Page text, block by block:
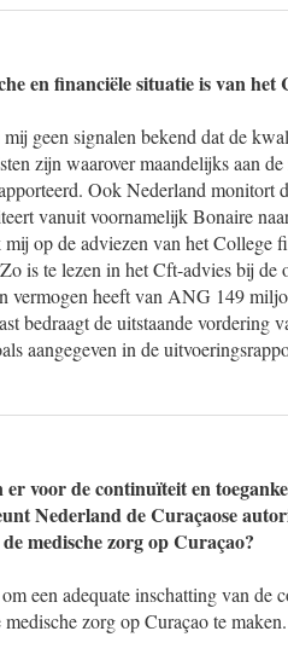
en financiële situatie is van het
geen signalen bekend dat de
zijn waarover maandelijks aan
Ook Nederland monitort
vanuit voornamelijk Bonaire
op de adviezen van het College
is te lezen in het Cft-advies bij
vermogen heeft van ANG 149
bedraagt de uitstaande vordering
aangegeven in de
er voor de continuïteit en
Nederland de Curaçaose
medische zorg op Curaçao?
een adequate inschatting van de
zorg op Curaçao te